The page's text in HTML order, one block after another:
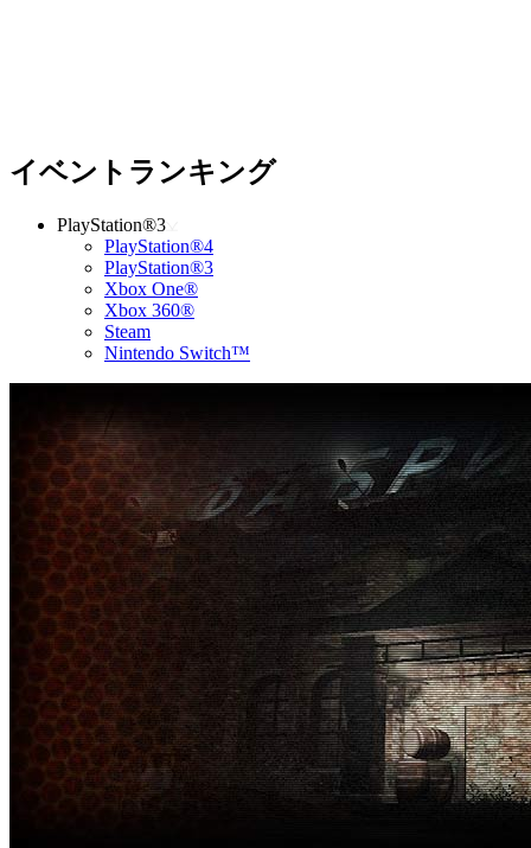
イベントランキング
PlayStation®3
PlayStation®4
PlayStation®3
Xbox One®
Xbox 360®
Steam
Nintendo Switch™